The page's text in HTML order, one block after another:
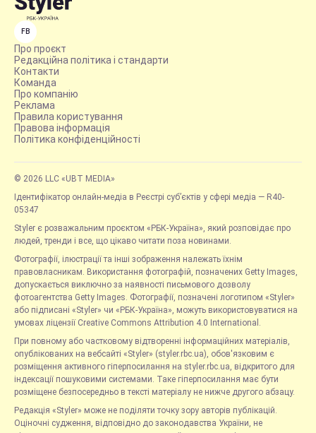
FB
Про проєкт
Редакційна політика і стандарти
Контакти
Команда
Про компанію
Реклама
Правила користування
Правова інформація
Політика конфіденційності
© 2026 LLC «UBT MEDIA»
Ідентифікатор онлайн-медіа в Реєстрі суб’єктів у сфері медіа — R40-
05347
Styler є розважальним проєктом «РБК-Україна», який розповідає про
людей, тренди і все, що цікаво читати поза новинами.
Фотографії, ілюстрації та інші зображення належать їхнім
правовласникам. Використання фотографій, позначених Getty Images,
допускається виключно за наявності письмового дозволу
фотоагентства Getty Images. Фотографії, позначені логотипом «Styler»
або підписані «Styler» чи «РБК-Україна», можуть використовуватися на
умовах ліцензії Creative Commons Attribution 4.0 International.
При повному або частковому відтворенні інформаційних матеріалів,
опублікованих на вебсайті «Styler» (styler.rbc.ua), обов'язковим є
розміщення активного гіперпосилання на styler.rbc.ua, відкритого для
індексації пошуковими системами. Таке гіперпосилання має бути
розміщене безпосередньо в тексті матеріалу не нижче другого абзацу.
Редакція «Styler» може не поділяти точку зору авторів публікацій.
Оціночні судження, відповідно до законодавства України, не